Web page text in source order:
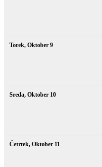
Torek, Oktober 9
Sreda, Oktober 10
Četrtek, Oktober 11